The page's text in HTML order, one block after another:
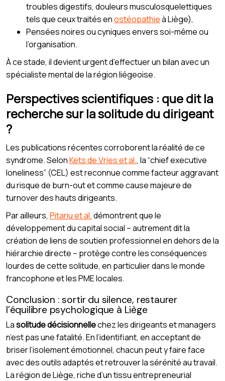
troubles digestifs, douleurs musculosquelettiques
tels que ceux traités enostéopathieà Liège),
Pensées noires ou cyniques envers soi-même ou
l’organisation.
À ce stade, il devient urgent d’effectuer un bilan avec un
spécialiste mental de la région liégeoise.
Perspectives scientifiques : que dit la
recherche sur la solitude du dirigeant
?
Les publications récentes corroborent la réalité de ce
syndrome. SelonKets de Vries et al., la “chief executive
loneliness” (CEL) est reconnue comme facteur aggravant
du risque de burn-out et comme cause majeure de
turnover des hauts dirigeants.
Par ailleurs, Pitariu et al.démontrent que le
développement du capital social – autrement dit la
création de liens de soutien professionnel en dehors de la
hiérarchie directe – protège contre les conséquences
lourdes de cette solitude, en particulier dans le monde
francophone et les PME locales.
Conclusion : sortir du silence, restaurer
l’équilibre psychologique à Liège
Lasolitude décisionnellechez les dirigeants et managers
n’est pas une fatalité. En l’identifiant, en acceptant de
briser l’isolement émotionnel, chacun peut y faire face
avec des outils adaptés et retrouver la sérénité au travail.
La région de Liège, riche d’un tissu entrepreneurial